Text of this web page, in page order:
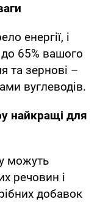
енергії, і
65% вашого
та зернові –
вуглеводів.
найкращі для
можуть
речовин і
добавок